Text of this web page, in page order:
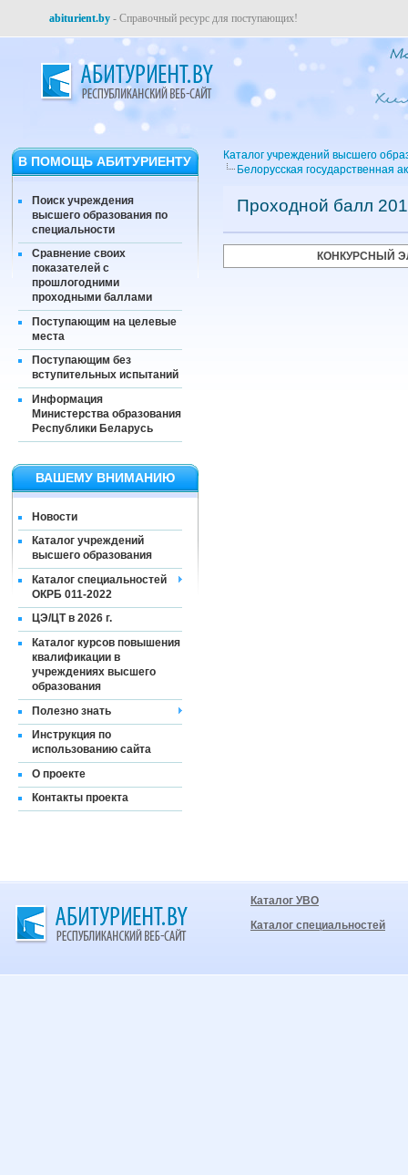
abiturient.by - Справочный ресурс для поступающих!
В ПОМОЩЬ АБИТУРИЕНТУ
Поиск учреждения
высшего образования по
специальности
Сравнение своих
показателей с
прошлогодними
проходными баллами
Поступающим на целевые
места
Поступающим без
вступительных испытаний
Информация
Министерства образования
Республики Беларусь
ВАШЕМУ ВНИМАНИЮ
Новости
Каталог учреждений
высшего образования
Каталог специальностей
ОКРБ 011-2022
ЦЭ/ЦТ в 2026 г.
Каталог курсов повышения
квалификации в
учреждениях высшего
образования
Полезно знать
Инструкция по
использованию сайта
О проекте
Контакты проекта
Каталог учреждений высшего
Белорусская государственная
Проходной балл
КОНКУРСНЫЙ
Каталог УВО
Каталог специальностей